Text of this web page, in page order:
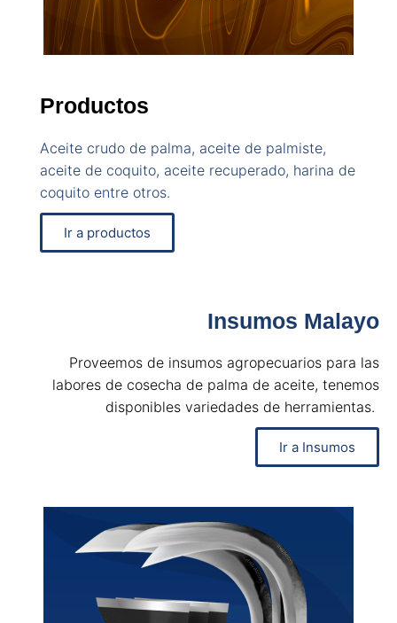
Productos
Aceite crudo de palma, aceite de palmiste,
aceite de coquito, aceite recuperado, harina de
coquito entre otros.
Ir a productos
Insumos Malayo
Proveemos de insumos agropecuarios para las
labores de cosecha de palma de aceite, tenemos
disponibles variedades de herramientas.
Ir a Insumos